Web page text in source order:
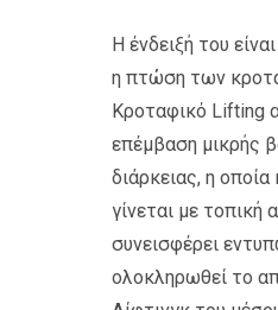
Η ένδειξή του
η πτώση των
Κροταφικό Lifting
επέμβαση μικρής
διάρκειας, η
γίνεται με τοπική
συνεισφέρει
ολοκληρωθεί το